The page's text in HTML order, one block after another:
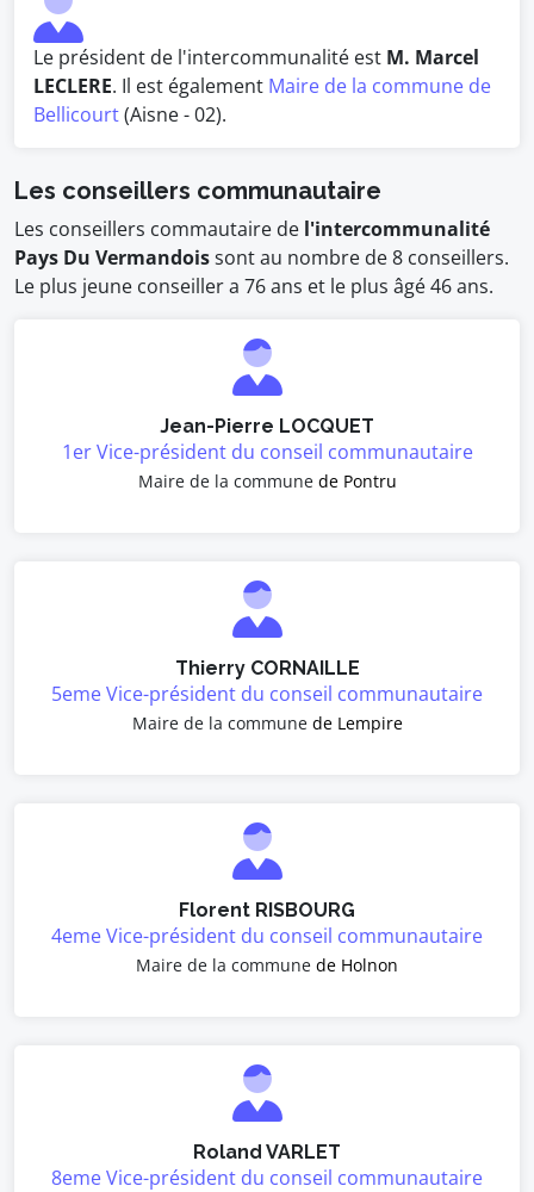
Le président de l'intercommunalité est M. Marcel
LECLERE. Il est également Maire de la commune de
Bellicourt(Aisne - 02).
Les conseillers communautaire
Les conseillers commautaire de l'intercommunalité
Pays Du Vermandoissont au nombre de 8 conseillers.
Le plus jeune conseiller a 76 ans et le plus âgé 46 ans.
Jean-Pierre LOCQUET
1er Vice-président du conseil communautaire
Maire de la commune de Pontru
Thierry CORNAILLE
5eme Vice-président du conseil communautaire
Maire de la commune de Lempire
Florent RISBOURG
4eme Vice-président du conseil communautaire
Maire de la commune de Holnon
Roland VARLET
8eme Vice-président du conseil communautaire